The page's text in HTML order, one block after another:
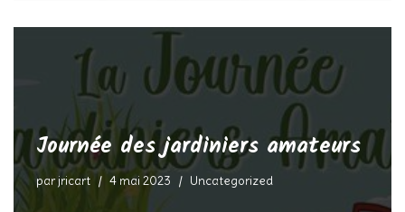
Journée des jardiniers amateurs
parjricart 4 mai 2023 Uncategorized